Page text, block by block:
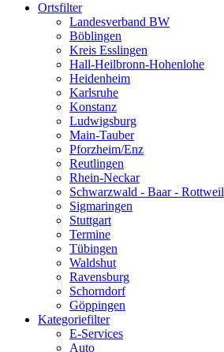
Ortsfilter
Landesverband BW
Böblingen
Kreis Esslingen
Hall-Heilbronn-Hohenlohe
Heidenheim
Karlsruhe
Konstanz
Ludwigsburg
Main-Tauber
Pforzheim/Enz
Reutlingen
Rhein-Neckar
Schwarzwald - Baar - Rottweil
Sigmaringen
Stuttgart
Termine
Tübingen
Waldshut
Ravensburg
Schorndorf
Göppingen
Kategoriefilter
E-Services
Auto